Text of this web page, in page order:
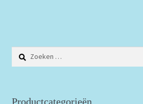
naar:
Productcategorieën